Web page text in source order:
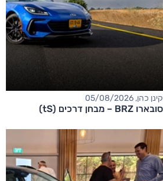
קינן כהן, 05/08/2026
סובארו BRZ – מבחן דרכים (tS)